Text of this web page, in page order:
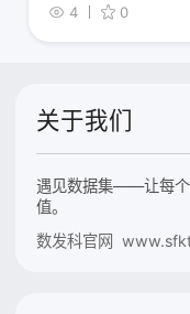
4
0
关于我们
遇见数据集——让每个
值。
数发科官网